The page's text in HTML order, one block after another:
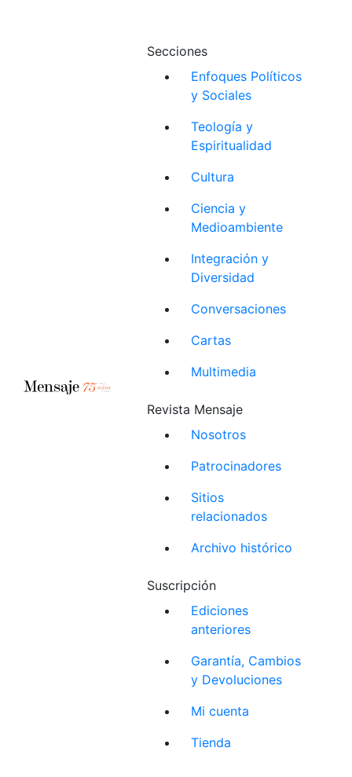
Secciones
Enfoques Políticos
y Sociales
Teología y
Espiritualidad
Cultura
Ciencia y
Medioambiente
Integración y
Diversidad
Conversaciones
Cartas
Multimedia
Revista Mensaje
Nosotros
Patrocinadores
Sitios
relacionados
Archivo histórico
Suscripción
Ediciones
anteriores
Garantía, Cambios
y Devoluciones
Mi cuenta
Tienda